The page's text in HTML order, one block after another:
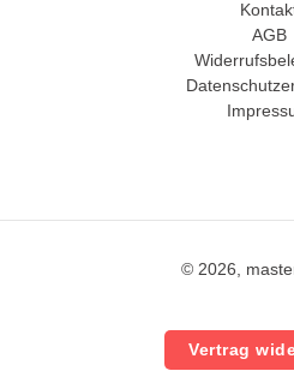
AGB
© 2026,
Vertrag